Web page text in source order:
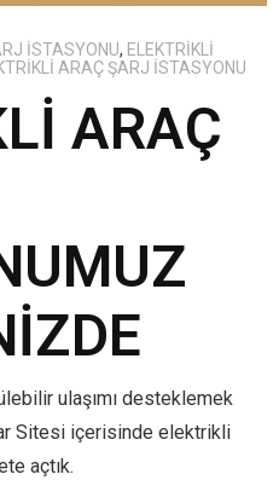
İSTASYONU, ELEKTRIKLI
ARAÇ ŞARJ İSTASYONU
ARAÇ
ulaşımı desteklemek
Sitesi içerisinde elektrikli
açtık.